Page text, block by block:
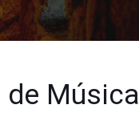
Música